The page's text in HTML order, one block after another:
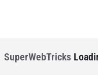
SuperWebTricks